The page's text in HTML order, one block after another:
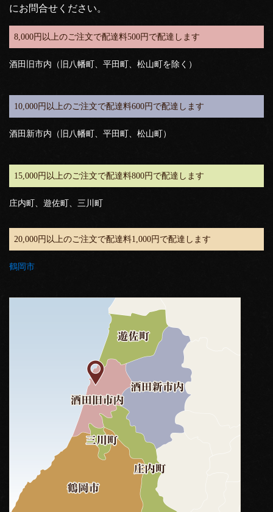
にお問合せください。
8,000円以上のご注文で配達料500円で配達します
酒田旧市内（旧八幡町、平田町、松山町を除く）
10,000円以上のご注文で配達料600円で配達します
酒田新市内（旧八幡町、平田町、松山町）
15,000円以上のご注文で配達料800円で配達します
庄内町、遊佐町、三川町
20,000円以上のご注文で配達料1,000円で配達します
鶴岡市